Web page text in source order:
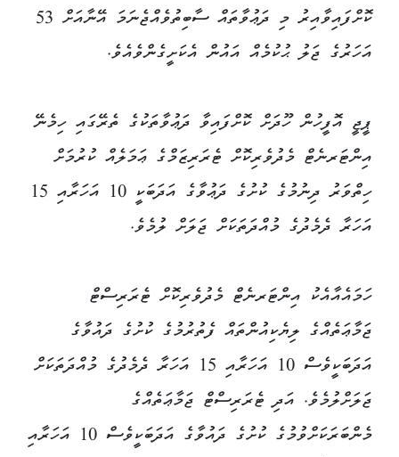
ކޮށްފައިވާއިރު މި ދަޢުވާތައް ސާބިތުވެއްޖެނަމަ އޭނާއަށް 53
އަހަރުގެ ޖަލު ޙުކުމެއް އައުން އެކަށީގެންވެއެވެ.
ޕީޖީ އޮފީހުން ހޫދަށް ކޮށްފައިވާ ދަޢުވާތަކުގެ ތެރޭގައި ހިމެނޭ
އިންޓަރނެޓް މެދުވެރިކޮށް ޓެރަރިޒަމްގެ ޢަމަލެއް ކުރުމަށް
ހިތްވަރު ދިނުމުގެ ކުށުގެ ދަޢުވާގެ އަދަބަކީ 10 އަހަރާއި 15
އަހަރާ ދެމެދުގެ މުއްދަތަކަށް ޖަލަށް ލުމެވެ.
ހަމައެއާއެކު އިންޓަރނެޓް މެދުވެރިކޮށް ޓެރަރިސްޓް
ޖަމާޢަތެއްގެ ލިޔެކިއުންތައް ފެތުރުމުގެ ކުށުގެ ދައުވާގެ
އަދަބަކީވެސް 10 އަހަރާއި 15 އަހަރާ ދެމެދުގެ މުއްދަތަކަށް
ޖަލަށްލުމެވެ. އަދި ޓެރަރިސްޓް ޖަމާޢަތެއްގެ
މެންބަރަކަށްވުމުގެ ކުށުގެ ދައުވާގެ އަދަބަކީވެސް 10 އަހަރާއި